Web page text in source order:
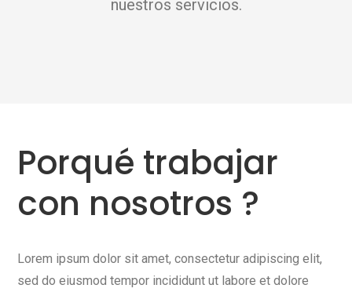
nuestros servicios.
Porqué trabajar
con nosotros ?
Lorem ipsum dolor sit amet, consectetur adipiscing elit,
sed do eiusmod tempor incididunt ut labore et dolore